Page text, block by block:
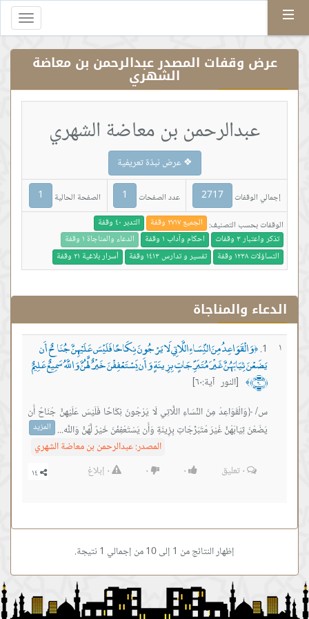
عرض وقفات المصدر عبدالرحمن بن معاضة
الشهري
عبدالرحمن بن معاضة الشهري
❖ عرض نبذة تعريفية
إجمالي الوقفات 2717 عدد الصفحات 1 الصفحة الحالية 1
الوقفات بحسب التصنيف: الجميع ٢٧١٧ وقفة
التدبر ٤٠ وقفة
تذكر واعتبار ٣ وقفات
احكام وآداب ١ وقفة
الدعاء والمناجاة ١ وقفة
التساؤلات ١٢٣٨ وقفة
تفسير و تدارس ١٤١٣ وقفة أسرار بلاغية ٢١ وقفة
الدعاء والمناجاة
١ ﴿وَالْقَوَاعِدُ مِنَ النِّسَاءِ اللَّاتِي لَا يَرْجُونَ نِكَاحًا فَلَيْسَ عَلَيْهِنَّ جُنَاحٌ أَن
يَضَعْنَ ثِيَابَهُنَّ غَيْرَ مُتَبَرِّجَاتٍ بِزِينَةٍ وَأَن يَسْتَعْفِفْنَ خَيْرٌ لَّهُنَّ وَاللَّهُ سَمِيعٌ عَلِيمٌ
﴿٦٠﴾ ﴾
[النور آية:٦٠]
س/ ﴿وَالْقَوَاعِدُ مِنَ النِّسَاءِ اللَّاتِي لَا يَرْجُونَ نِكَاحًا فَلَيْسَ عَلَيْهِنَّ جُنَاحٌ أَن
يَضَعْنَ ثِيَابَهُنَّ غَيْرَ مُتَبَرِّجَاتٍ بِزِينَةٍ وَأَن يَسْتَعْفِفْنَ خَيْرٌ لَّهُنَّ وَاللَّه... المزيد
المصدر:عبدالرحمن بن معاضة الشهري
٠تعليق ٠ ٠ ٠ إبلاغ
إظهار النتائج من 1 إلى 10 من إجمالي 1 نتيجة.